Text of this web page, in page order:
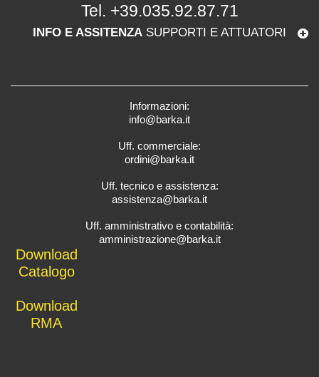
Tel. +39.035.92.87.71
INFO E ASSITENZA SUPPORTI E ATTUATORI
Informazioni:
info@barka.it
Uff. commerciale:
ordini@barka.it
Uff. tecnico e assistenza:
assistenza@barka.it
Uff. amministrativo e contabilità:
amministrazione@barka.it
Download
Catalogo
Download
RMA